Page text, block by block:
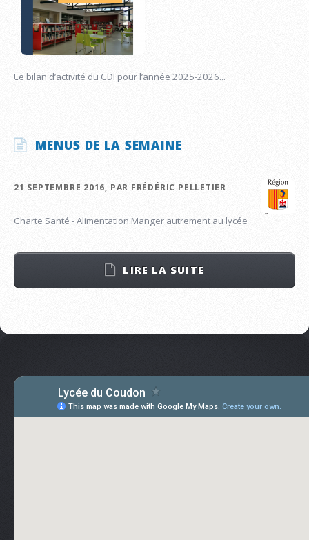
Le bilan d’activité du CDI pour l’année 2025-2026...
MENUS DE LA SEMAINE
21 SEPTEMBRE 2016, PAR FRÉDÉRIC PELLETIER
Charte Santé - Alimentation Manger autrement au lycée
LIRE LA SUITE